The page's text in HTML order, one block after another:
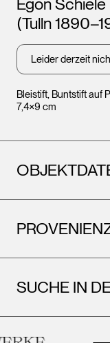
Bleistift, Buntstift auf
7,4×9 cm
(Tulln
Leider derzeit
SUCHE IN